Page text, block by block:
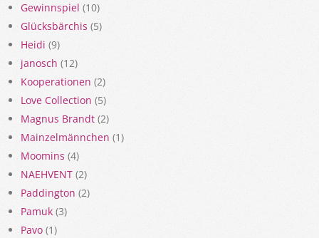
Gewinnspiel (10)
Glücksbärchis (5)
Heidi (9)
janosch (12)
Kooperationen (2)
Love Collection (5)
Magnus Brandt (2)
Mainzelmännchen (1)
Moomins (4)
NAEHVENT (2)
Paddington (2)
Pamuk (3)
Pavo (1)